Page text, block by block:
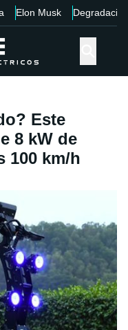
Elon Musk Degradación
Este
8 kW de
100 km/h